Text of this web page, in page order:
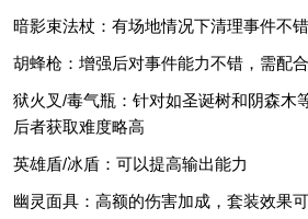
暗影束法杖：有场地情况下清理事件不错
胡蜂枪：增强后对事件能力不错，需配
狱火叉/毒气瓶：针对如圣诞树和阴森木
后者获取难度略高
英雄盾/冰盾：可以提高输出能力
幽灵面具：高额的伤害加成，套装效果